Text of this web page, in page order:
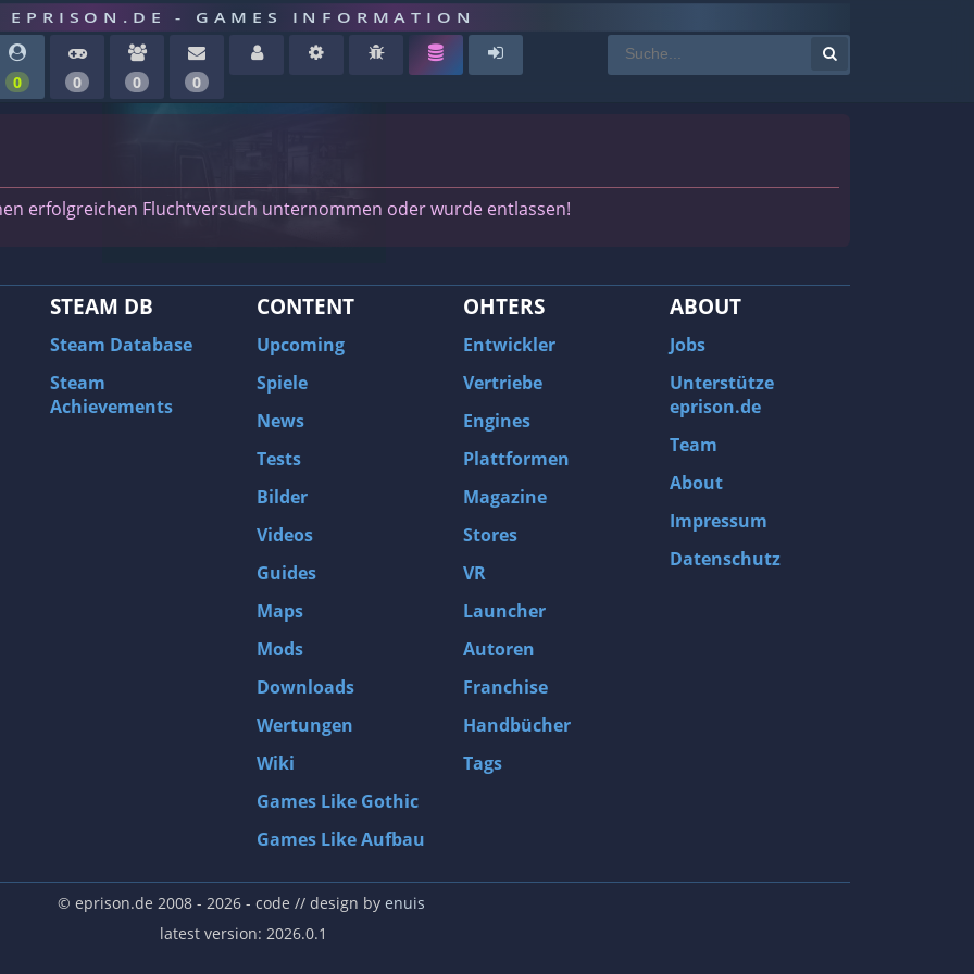
EPRISON.DE - GAMES INFORMATION
0 0 0 0
erfolgreichen Fluchtversuch unternommen oder wurde entlassen!
STEAM DB
Steam Database
Steam
Achievements
CONTENT
Upcoming
Spiele
News
Tests
Bilder
Videos
Guides
Maps
Mods
Downloads
Wertungen
Wiki
Games Like Gothic
Games Like Aufbau
OHTERS
Entwickler
Vertriebe
Engines
Plattformen
Magazine
Stores
VR
Launcher
Autoren
Franchise
Handbücher
Tags
ABOUT
Jobs
Unterstütze
eprison.de
Team
About
Impressum
Datenschutz
© eprison.de 2008 - 2026- code // design by enuis
latest version: 2026.0.1